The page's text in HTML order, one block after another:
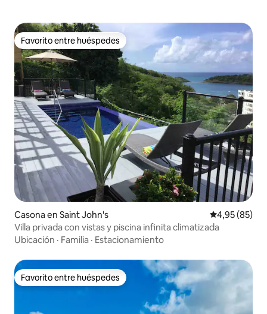
Favorito entre huéspedes
Favorito entre huéspedes
Casona en Saint John's Calificación
4,95 (85)
Villa privada con vistas y piscina infinita climatizada
Ubicación · Familia · Estacionamiento
Favorito entre huéspedes
Favorito entre huéspedes